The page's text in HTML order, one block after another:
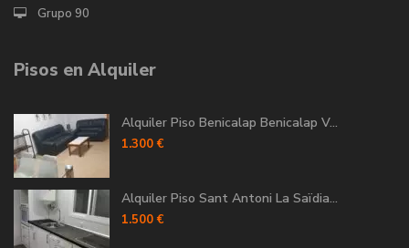
Grupo 90
Pisos en Alquiler
Alquiler Piso Benicalap Benicalap V...
1.300 €
Alquiler Piso Sant Antoni La Saïdia...
1.500 €